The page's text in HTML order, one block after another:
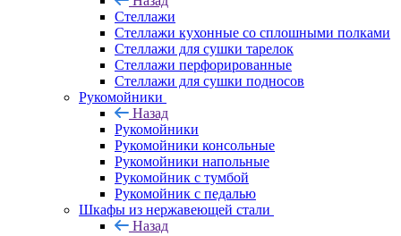
Стеллажи
Стеллажи кухонные со сплошными полками
Стеллажи для сушки тарелок
Стеллажи перфорированные
Стеллажи для сушки подносов
Рукомойники
Назад
Рукомойники
Рукомойники консольные
Рукомойники напольные
Рукомойник с тумбой
Рукомойник с педалью
Шкафы из нержавеющей стали
Назад